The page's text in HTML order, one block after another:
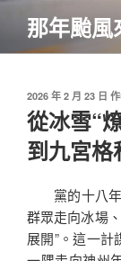
主
那年颱風
發
佈
於
2026 年 2 月 23 日
從冰雪“
到九宮格
黨的十八
群眾走向冰場
展開”。這一